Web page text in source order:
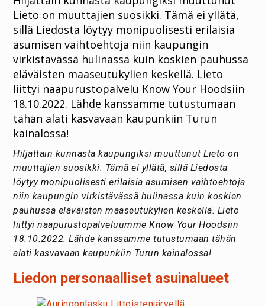
Lieto on muuttajien suosikki. Tämä ei yllätä,
sillä Liedosta löytyy monipuolisesti erilaisia
asumisen vaihtoehtoja niin kaupungin
virkistävässä hulinassa kuin koskien pauhussa
eläväisten maaseutukylien keskellä. Lieto
liittyi naapurustopalvelu Know Your Hoodsiin
18.10.2022. Lähde kanssamme tutustumaan
tähän alati kasvavaan kaupunkiin Turun
kainalossa!
Hiljattain kunnasta kaupungiksi muuttunut Lieto on
muuttajien suosikki. Tämä ei yllätä, sillä Liedosta
löytyy monipuolisesti erilaisia asumisen vaihtoehtoja
niin kaupungin virkistävässä hulinassa kuin koskien
pauhussa eläväisten maaseutukylien keskellä. Lieto
liittyi naapurustopalveluumme Know Your Hoodsiin
18.10.2022. Lähde kanssamme tutustumaan tähän
alati kasvavaan kaupunkiin Turun kainalossa!
Liedon personaalliset asuinalueet